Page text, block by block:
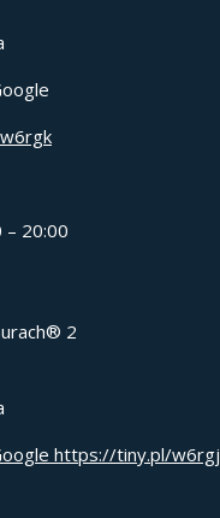
– 20:00
2
https://tiny.pl/w6rgj